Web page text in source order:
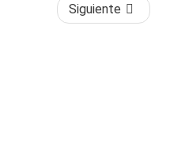
Siguiente